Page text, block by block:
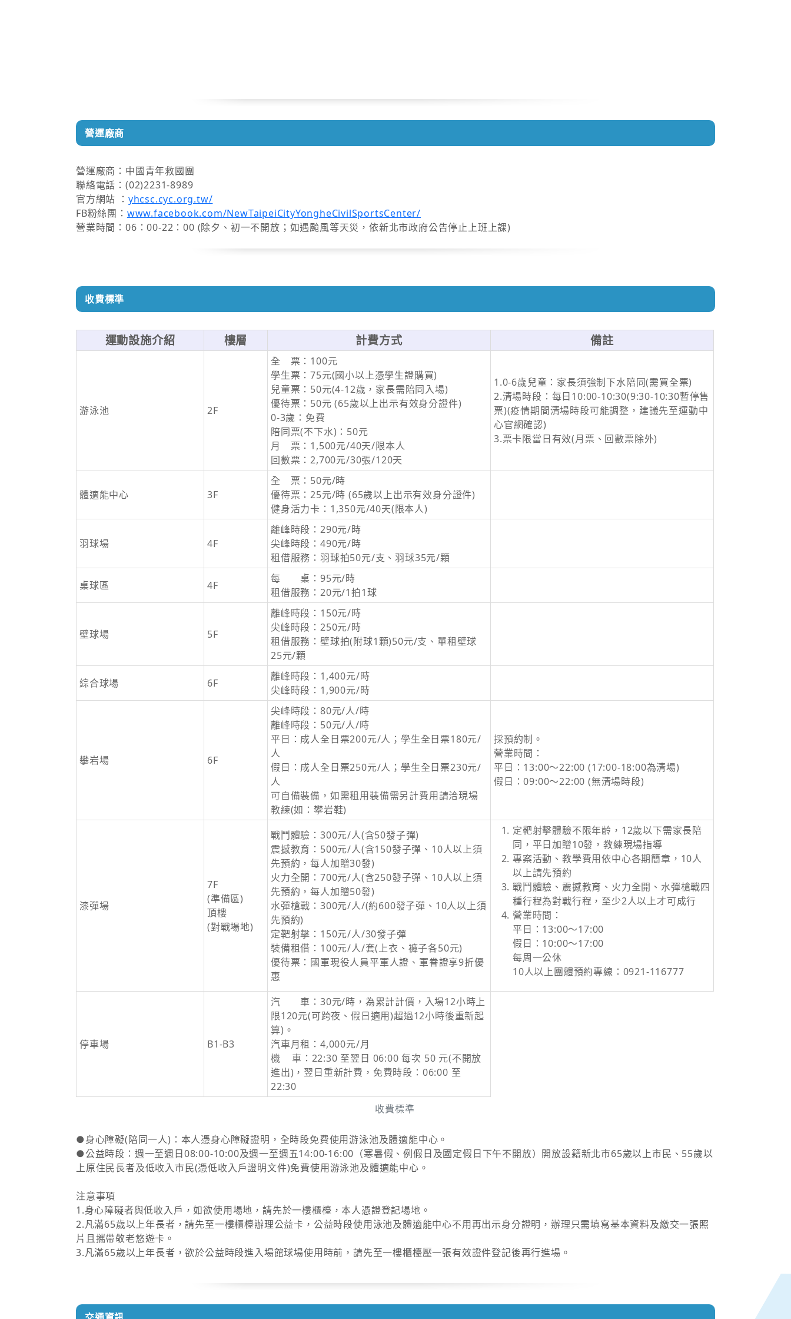
營運廠商
營運廠商：中國青年救國團
聯絡電話：(02)2231-8989
官方網站 ： yhcsc.cyc.org.tw/
FB粉絲團： www.facebook.com/NewTaipeiCityYongheCivilSportsCenter/
營業時間：06：00-22：00 (除夕、初一不開放；如遇颱風等天災，依新北市政府公告停止上班上課)
收費標準
收費標準
運動設施介紹 樓層 計費方式 備註
游泳池 2F
全 票：100元
學生票：75元(國小以上憑學生證購買)
兒童票：50元(4-12歲，家長需陪同入場)
優待票：50元 (65歲以上出示有效身分證件)
0-3歲：免費
陪同票(不下水)：50元
月 票：1,500元/40天/限本人
回數票：2,700元/30張/120天
1.0-6歲兒童：家長須強制下水陪同(需買全票)
2.清場時段：每日10:00-10:30(9:30-10:30暫停售
票)(疫情期間清場時段可能調整，建議先至運動中
心官網確認)
3.票卡限當日有效(月票、回數票除外)
體適能中心 3F
全 票：50元/時
優待票：25元/時 (65歲以上出示有效身分證件)
健身活力卡：1,350元/40天(限本人)
羽球場 4F
離峰時段：290元/時
尖峰時段：490元/時
租借服務：羽球拍50元/支、羽球35元/顆
桌球區 4F
每 桌：95元/時
租借服務：20元/1拍1球
壁球場 5F
離峰時段：150元/時
尖峰時段：250元/時
租借服務：壁球拍(附球1顆)50元/支、單租壁球
25元/顆
綜合球場 6F
離峰時段：1,400元/時
尖峰時段：1,900元/時
攀岩場 6F
尖峰時段：80元/人/時
離峰時段：50元/人/時
平日：成人全日票200元/人；學生全日票180元/
人
假日：成人全日票250元/人；學生全日票230元/
人
可自備裝備，如需租用裝備需另計費用請洽現場
教練(如：攀岩鞋)
採預約制。
營業時間：
平日：13:00～22:00 (17:00-18:00為清場)
假日：09:00～22:00 (無清場時段)
漆彈場
7F
(準備區)
頂樓
(對戰場地)
戰鬥體驗：300元/人(含50發子彈)
震撼教育：500元/人(含150發子彈、10人以上須
先預約，每人加贈30發)
火力全開：700元/人(含250發子彈、10人以上須
先預約，每人加贈50發)
水彈槍戰：300元/人/(約600發子彈、10人以上須
先預約)
定靶射擊：150元/人/30發子彈
裝備租借：100元/人/套(上衣、褲子各50元)
優待票：國軍現役人員平軍人證、軍眷證享9折優
惠
定靶射擊體驗不限年齡，12歲以下需家長陪
同，平日加贈10發，教練現場指導
專案活動、教學費用依中心各期簡章，10人
以上請先預約
戰鬥體驗、震撼教育、火力全開、水彈槍戰四
種行程為對戰行程，至少2人以上才可成行
營業時間：
平日：13:00～17:00
假日：10:00～17:00
每周一公休
10人以上團體預約專線：0921-116777
停車場 B1-B3
汽 車：30元/時，為累計計價，入場12小時上
限120元(可跨夜、假日適用)超過12小時後重新起
算)。
汽車月租：4,000元/月
機 車：22:30 至翌日 06:00 每次 50 元(不開放
進出)，翌日重新計費，免費時段：06:00 至
22:30
●身心障礙(陪同一人)：本人憑身心障礙證明，全時段免費使用游泳池及體適能中心。
●公益時段：週一至週日08:00-10:00及週一至週五14:00-16:00（寒暑假、例假日及國定假日下午不開放）開放設籍新北市65歲以上市民、55歲以
上原住民長者及低收入市民(憑低收入戶證明文件)免費使用游泳池及體適能中心。
注意事項
1.身心障礙者與低收入戶，如欲使用場地，請先於一樓櫃檯，本人憑證登記場地。
2.凡滿65歲以上年長者，請先至一樓櫃檯辦理公益卡，公益時段使用泳池及體適能中心不用再出示身分證明，辦理只需填寫基本資料及繳交一張照
片且攜帶敬老悠遊卡。
3.凡滿65歲以上年長者，欲於公益時段進入場館球場使用時前，請先至一樓櫃檯壓一張有效證件登記後再行進場。